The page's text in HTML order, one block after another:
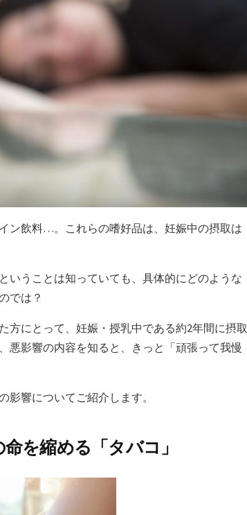
ン飲料…。これらの嗜好品は、妊娠中の摂取は
いうことは知っていても、具体的にどのような
では？
方にとって、妊娠・授乳中である約2年間に摂取
悪影響の内容を知ると、きっと「頑張って我慢
響についてご紹介します。
を縮める「タバコ」